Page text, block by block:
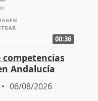
00:36
competencias
Andalucía
06/08/2026